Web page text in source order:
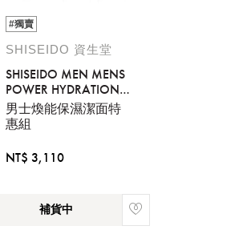
#獨賣
SHISEIDO 資生堂
SHISEIDO MEN MENS
POWER HYDRATION
SET
男士煥能保濕潔面特
惠組
NT$ 3,110
補貨中